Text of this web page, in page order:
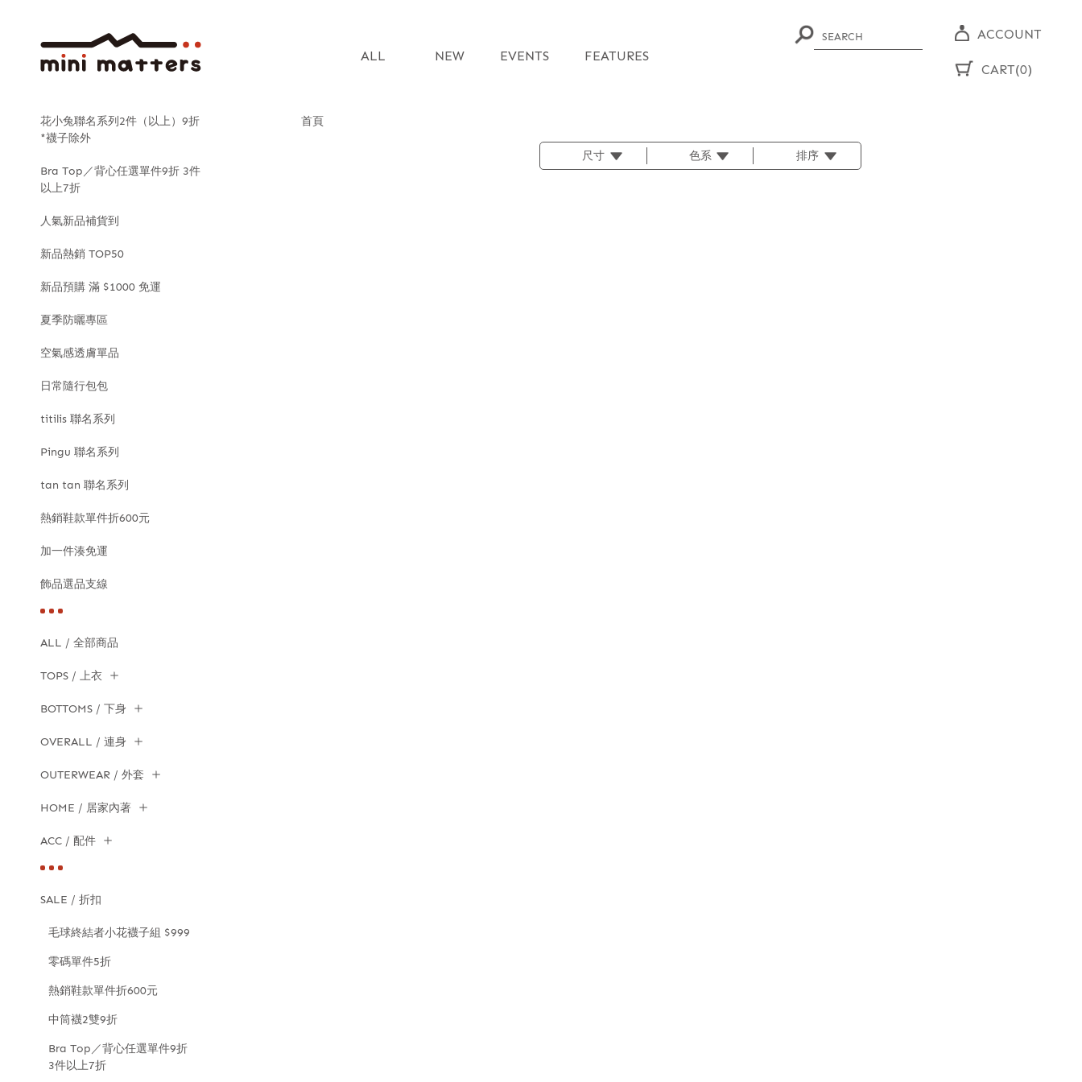
ALL NEW EVENTS FEATURES
ACCOUNT
CART(0)
花小兔聯名系列2件（以上）9折
*襪子除外
Bra Top／背心任選單件9折 3件
以上7折
人氣新品補貨到
新品熱銷 TOP50
新品預購 滿 $1000 免運
夏季防曬專區
空氣感透膚單品
日常隨行包包
titilis 聯名系列
Pingu 聯名系列
tan tan 聯名系列
熱銷鞋款單件折600元
加一件湊免運
飾品選品支線
ALL / 全部商品
TOPS / 上衣
BOTTOMS / 下身
OVERALL / 連身
OUTERWEAR / 外套
HOME / 居家內著
ACC / 配件
SALE / 折扣
毛球終結者小花襪子組 $999
零碼單件5折
熱銷鞋款單件折600元
中筒襪2雙9折
Bra Top／背心任選單件9折
3件以上7折
首頁
尺寸 色系 排序